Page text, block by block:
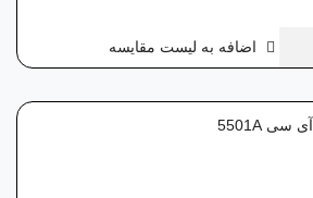
اضافه به لیست مقایسه